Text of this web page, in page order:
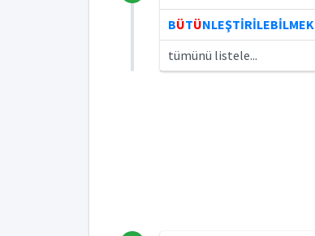
BÜTÜNLEŞTİRİLEBİLMEK
tümünü listele...